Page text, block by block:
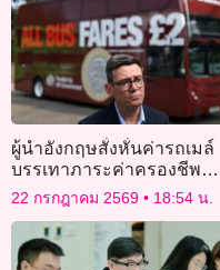
ผู้นำอังกฤษสั่งหั่นค่ารถเมล์
บรรเทาภาระค่าครองชีพ
ประชาชน
22 กรกฎาคม 2569 18:54 น.